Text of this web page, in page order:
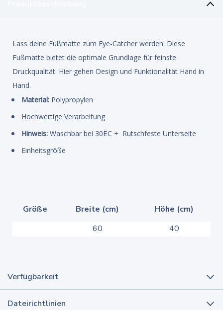
Lass deine Fußmatte zum Eye-Catcher werden: Diese
Fußmatte bietet die optimale Grundlage für feinste
Druckqualität. Hier gehen Design und Funktionalität Hand in
Hand.
Material: Polypropylen
Hochwertige Verarbeitung
Hinweis: Waschbar bei 30ËC + Rutschfeste Unterseite
Einheitsgröße
Größe Breite (cm)
Höhe (cm)
60
40
Verfügbarkeit
Dateirichtlinien